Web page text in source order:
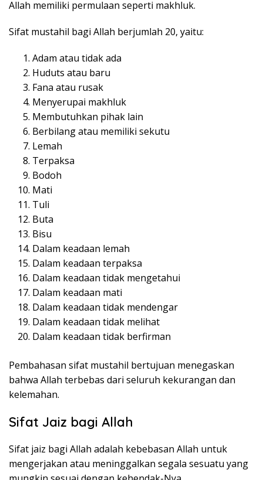
Allah memiliki permulaan seperti makhluk.
Sifat mustahil bagi Allah berjumlah 20, yaitu:
Adam atau tidak ada
Huduts atau baru
Fana atau rusak
Menyerupai makhluk
Membutuhkan pihak lain
Berbilang atau memiliki sekutu
Lemah
Terpaksa
Bodoh
Mati
Tuli
Buta
Bisu
Dalam keadaan lemah
Dalam keadaan terpaksa
Dalam keadaan tidak mengetahui
Dalam keadaan mati
Dalam keadaan tidak mendengar
Dalam keadaan tidak melihat
Dalam keadaan tidak berfirman
Pembahasan sifat mustahil bertujuan menegaskan
bahwa Allah terbebas dari seluruh kekurangan dan
kelemahan.
Sifat Jaiz bagi Allah
Sifat jaiz bagi Allah adalah kebebasan Allah untuk
mengerjakan atau meninggalkan segala sesuatu yang